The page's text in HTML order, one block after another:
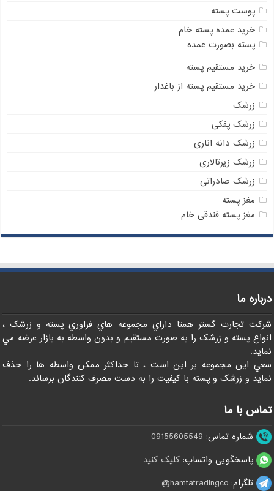
پوست پسته
خرید عمده پسته خام
پسته بصورت عمده
خرید مستقیم پسته
خرید مستقیم پسته از باغدار
زرشک
زرشک پفکی
زرشک دانه اناری
زرشک زیرتالاری
زرشک صادراتی
مغز پسته
مغز پسته فندقی خام
درباره ما
شرکت تجارت گستر همتا داراي مجموعه هاي فراوري پسته و زرشک ،
انواع پسته و زرشک را به صورت مستقيم و بدون واسطه به بازار عرضه مي
نمايد.
سعي اين مجموعه بر اين است ، تا حداکثر ممکن واسطه ها را حذف
نمايد و زرشک و پسته با کيفيت را به دست مصرف کنندگان برساند.
تماس با ما
شماره تماس: 09155605549
پاسخگویی واتساپ:کلیک کنید
تلگرام:hamtatradingco@